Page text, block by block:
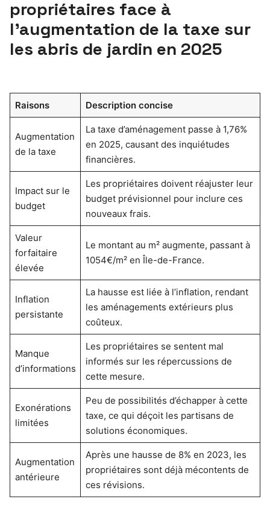
propriétaires face à
l’augmentation de la taxe sur
les abris de jardin en 2025
Raisons Description concise
Augmentation
de la taxe
La taxe d’aménagement passe à 1,76%
en 2025, causant des inquiétudes
financières.
Impact sur le
budget
Les propriétaires doivent réajuster leur
budget prévisionnel pour inclure ces
nouveaux frais.
Valeur
forfaitaire
élevée
Le montant au m² augmente, passant à
1054€/m² en Île-de-France.
Inflation
persistante
La hausse est liée à l’inflation, rendant
les aménagements extérieurs plus
coûteux.
Manque
d’informations
Les propriétaires se sentent mal
informés sur les répercussions de
cette mesure.
Exonérations
limitées
Peu de possibilités d’échapper à cette
taxe, ce qui déçoit les partisans de
solutions économiques.
Augmentation
antérieure
Après une hausse de 8% en 2023, les
propriétaires sont déjà mécontents de
ces révisions.